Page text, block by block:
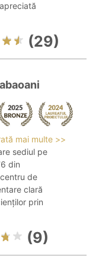
(29)
mai multe >>
sediul pe
din
de
clară
prin
(9)